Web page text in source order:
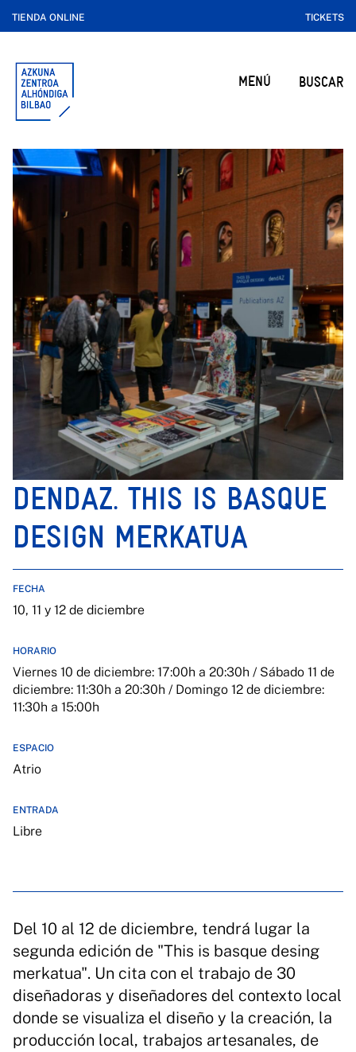
TIENDA ONLINE TICKETS
MENÚ BUSCAR
DENDAZ. THIS IS BASQUE
DESIGN MERKATUA
FECHA
10, 11 y 12 de diciembre
HORARIO
Viernes 10 de diciembre: 17:00h a 20:30h / Sábado 11 de
diciembre: 11:30h a 20:30h / Domingo 12 de diciembre:
11:30h a 15:00h
ESPACIO
Atrio
ENTRADA
Libre
Del 10 al 12 de diciembre, tendrá lugar la
segunda edición de "This is basque desing
merkatua". Un cita con el trabajo de 30
diseñadoras y diseñadores del contexto local
donde se visualiza el diseño y la creación, la
producción local, trabajos artesanales, de